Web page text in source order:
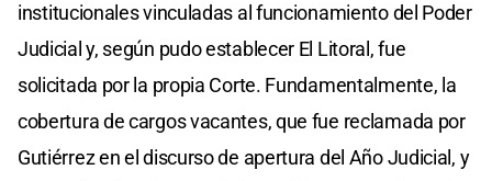
institucionales vinculadas al funcionamiento del Poder
Judicial y, según pudo establecer El Litoral, fue
solicitada por la propia Corte. Fundamentalmente, la
cobertura de cargos vacantes, que fue reclamada por
Gutiérrez en el discurso de apertura del Año Judicial, y